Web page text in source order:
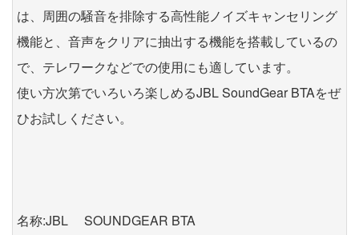
は、周囲の騒音を排除する高性能ノイズキャンセリング
機能と、音声をクリアに抽出する機能を搭載しているの
で、テレワークなどでの使用にも適しています。
使い方次第でいろいろ楽しめるJBL SoundGear BTAをぜ
ひお試しください。
名称:JBL SOUNDGEAR BTA